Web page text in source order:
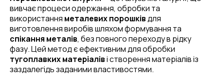
вивчає процеси одержання, обробки та
використання металевих порошківдля
виготовлення виробів шляхом формування та
спікання металів, без повного переходу в рідку
фазу. Цей метод є ефективним для обробки
тугоплавких матеріаліві створення матеріалів із
заздалегідь заданими властивостями.